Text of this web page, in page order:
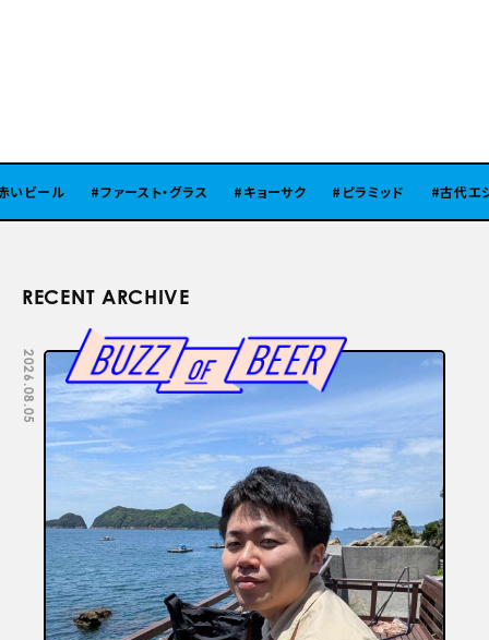
ビール ファースト・グラス キョーサク ピラミッド 古代エジ
RECENT ARCHIVE
2026.08.05